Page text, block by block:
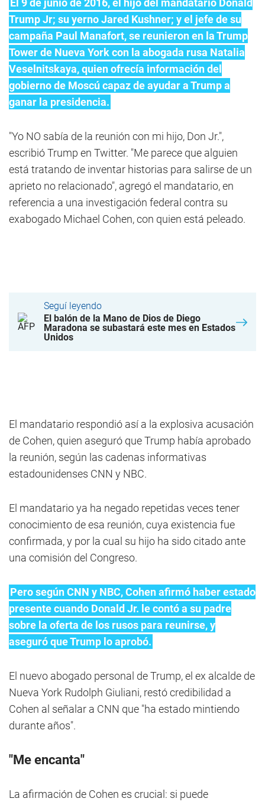
El 9 de junio de 2016, el hijo del mandatario Donald
Trump Jr; su yerno Jared Kushner; y el jefe de su
campaña Paul Manafort, se reunieron en la Trump
Tower de Nueva York con la abogada rusa Natalia
Veselnitskaya, quien ofrecía información del
gobierno de Moscú capaz de ayudar a Trump a
ganar la presidencia.
"Yo NO sabía de la reunión con mi hijo, Don Jr.",
escribió Trump en Twitter. "Me parece que alguien
está tratando de inventar historias para salirse de un
aprieto no relacionado", agregó el mandatario, en
referencia a una investigación federal contra su
exabogado Michael Cohen, con quien está peleado.
Seguí leyendo
El balón de la Mano de Dios de Diego
Maradona se subastará este mes en Estados
Unidos
El mandatario respondió así a la explosiva acusación
de Cohen, quien aseguró que Trump había aprobado
la reunión, según las cadenas informativas
estadounidenses CNN y NBC.
El mandatario ya ha negado repetidas veces tener
conocimiento de esa reunión, cuya existencia fue
confirmada, y por la cual su hijo ha sido citado ante
una comisión del Congreso.
Pero según CNN y NBC, Cohen afirmó haber estado
presente cuando Donald Jr. le contó a su padre
sobre la oferta de los rusos para reunirse, y
aseguró que Trump lo aprobó.
El nuevo abogado personal de Trump, el ex alcalde de
Nueva York Rudolph Giuliani, restó credibilidad a
Cohen al señalar a CNN que "ha estado mintiendo
durante años".
"Me encanta"
La afirmación de Cohen es crucial: si puede